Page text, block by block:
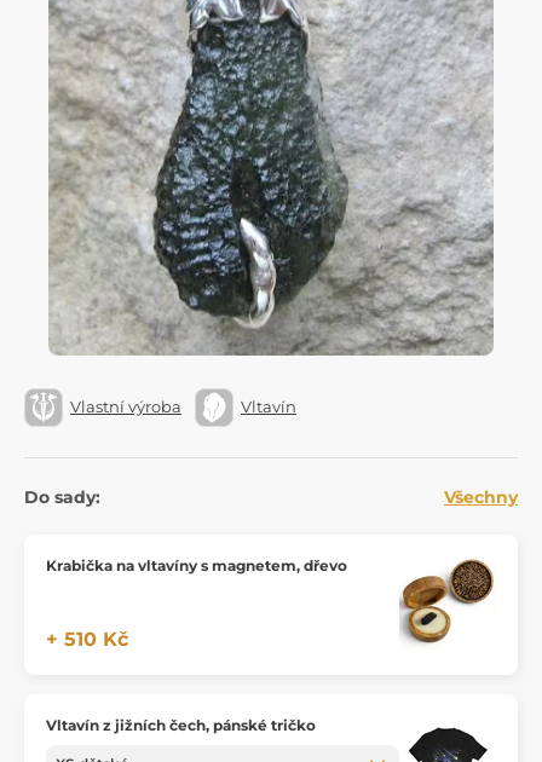
Vlastní výroba Vltavín
Do sady: Všechny
Krabička na vltavíny s magnetem, dřevo
+ 510 Kč
Vltavín z jižních čech, pánské tričko